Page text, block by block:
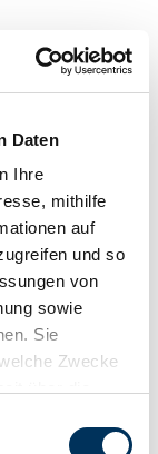
Daten
Ihre
mithilfe
auf
und so
von
sowie
Sie
Zwecke
annuncio che
ora.